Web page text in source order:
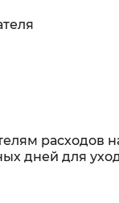
расходов
дней для